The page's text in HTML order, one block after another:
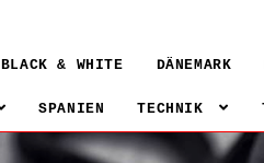
BLACK & WHITE DÄNEMARK
SPANIEN TECHNIK